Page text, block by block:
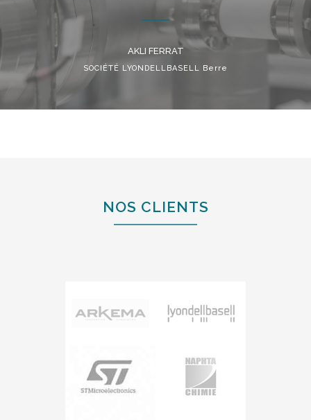
AKLI FERRAT
SOCIÉTÉ LYONDELLBASELL Berre
NOS CLIENTS